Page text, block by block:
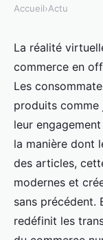
L'Impact
sur le E-
Lucas•9 octobre
Accueil›Actu
La réalité
commerce en
Les
produits comme
leur
la manière dont
des articles,
modernes et
sans précédent.
redéfinit les